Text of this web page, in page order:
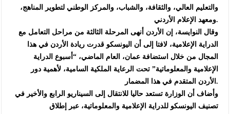
والتعليم العالي، والثقافة، والشباب، والمركز الوطني لتطوير المناهج،
ومعهد الإعلام الأردني.
وقال النوايسة، إن الأردن أنهى المرحلة الثالثة من مراحل التعامل مع
الدراية الإعلامية، لافتا إلى أن اليونسكو قدرت ريادة الأردن في هذا
المجال من خلال استضافة عمان، العام الماضي، “أسبوع الدراية
الإعلامية والمعلوماتية” تحت الرعاية الملكية السامية، لأهمية دور
الأردن المتقدم في هذا المضمار.
وأضاف أن الوزارة تستعد حاليا للانتقال إلى السيناريو الرابع والأخير في
تصنيف اليونسكو للدراية الإعلامية والمعلوماتية، عبر إطلاق